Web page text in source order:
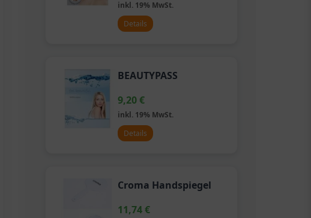
inkl. 19% MwSt.
Details
BEAUTYPASS
9,20€
inkl. 19% MwSt.
Details
Croma Handspiegel
11,74€